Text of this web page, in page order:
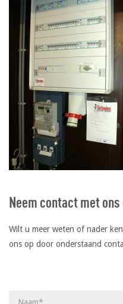
Neem contact met ons
Wilt u meer weten of nader
ons op door onderstaand